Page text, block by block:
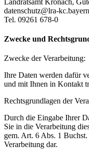
datenschutz@lra-
Tel. 09261 678-0
Zwecke und
Zwecke der Verarbeitung:
Ihre Daten werden dafür
und mit Ihnen in Kontakt
Rechtsgrundlagen der
Durch die Eingabe Ihrer
Sie in die Verarbeitung
gem. Art. 6 Abs. 1
Verarbeitung dar.